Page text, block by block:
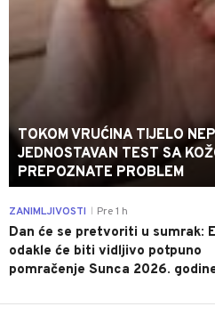
TOKOM VRUĆINA TIJELO
JEDNOSTAVAN TEST SA
PREPOZNATE PROBLEM
ZANIMLJIVOSTI Pre 1 h
Dan će se pretvoriti u sumrak:
odakle će biti vidljivo potpuno
pomračenje Sunca 2026.